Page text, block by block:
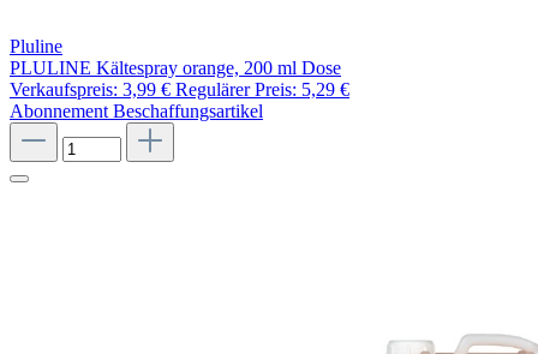
Pluline
PLULINE Kältespray orange, 200 ml Dose
Verkaufspreis: 3,99 € Regulärer Preis: 5,29 €
Abonnement Beschaffungsartikel